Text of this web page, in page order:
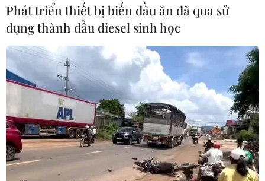
Đừng để phim kinh dị thành "khắc
tinh" của điện ảnh Việt
03/07/2026 00:12
Cục Điện ảnh nói gì về phim "Chiếc
kén" có Trương Ngọc Ánh
02/07/2026 01:53
Phát triển thiết bị biến dầu ăn đã qua sử
dụng thành dầu diesel sinh học